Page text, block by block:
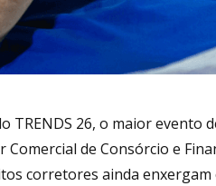
TRENDS 26, o maior evento
de Consórcio e
corretores ainda